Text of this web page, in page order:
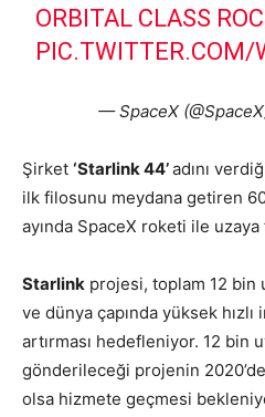
ORBITAL CLASS
PIC.TWITTER.COM/
— SpaceX
Şirket ‘Starlink 44’adını
ilk filosunu meydana getiren
ayında SpaceX roketi ile uzaya
Starlink projesi, toplam 12 bin
ve dünya çapında yüksek hızlı
artırması hedefleniyor. 12 bin
gönderileceği projenin
olsa hizmete geçmesi